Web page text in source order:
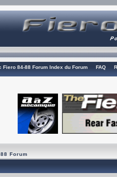
Fiero 84-88 Forum Index du Forum FAQ
Forum